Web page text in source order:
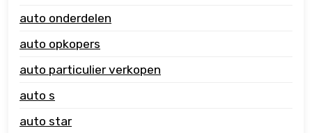
auto onderdelen
auto opkopers
auto particulier verkopen
auto s
auto star